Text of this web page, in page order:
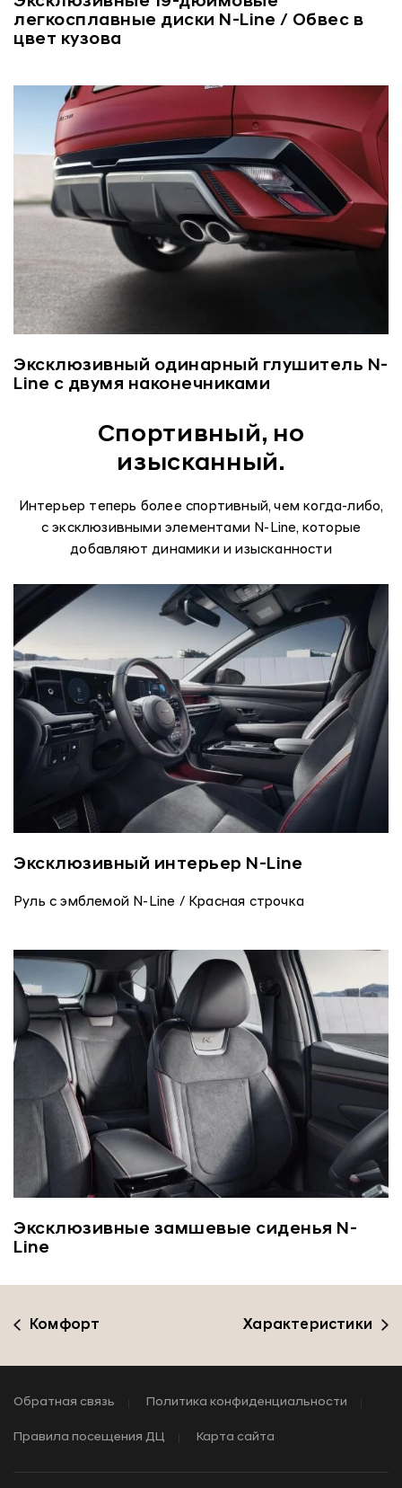
легкосплавные диски N-Line / Обвес в
цвет кузова
Эксклюзивный одинарный глушитель N-
Line с двумя наконечниками
Спортивный, но
изысканный.
Интерьер теперь более спортивный, чем когда-либо,
с эксклюзивными элементами N-Line, которые
добавляют динамики и изысканности
Эксклюзивный интерьер N-Line
Руль с эмблемой N-Line / Красная строчка
Эксклюзивные замшевые сиденья N-
Line
Комфорт Характеристики
Обратная связь Политика конфиденциальности
Правила посещения ДЦ Карта сайта